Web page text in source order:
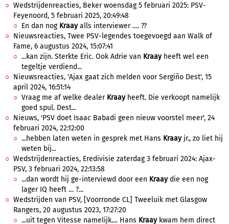
Wedstrijdenreacties, Beker woensdag 5 februari 2025: PSV-
Feyenoord, 5 februari 2025, 20:49:48
En dan nog Kraayalls interviewer …. ??
Nieuwsreacties, Twee PSV-legendes toegevoegd aan Walk of
Fame, 6 augustus 2024, 15:07:41
...kan zijn. Sterkte Eric. Ook Adrie van Kraayheeft wel een
tegeltje verdiend...
Nieuwsreacties, 'Ajax gaat zich melden voor Sergiño Dest', 15
april 2024, 16:51:14
Vraag me af welke dealer Kraayheeft. Die verkoopt namelijk
goed spul. Dest...
Nieuws, 'PSV doet Isaac Babadi geen nieuw voorstel meer', 24
februari 2024, 22:12:00
...hebben laten weten in gesprek met Hans Kraayjr., zo liet hij
weten bij...
Wedstrijdenreacties, Eredivisie zaterdag 3 februari 2024: Ajax-
PSV, 3 februari 2024, 22:13:58
...dan wordt hij ge-interviewd door een Kraaydie een nog
lager IQ heeft … ?...
Wedstrijden van PSV, [Voorronde CL] Tweeluik met Glasgow
Rangers, 20 augustus 2023, 17:27:20
...uit tegen Vitesse namelijk.... Hans Kraaykwam hem direct